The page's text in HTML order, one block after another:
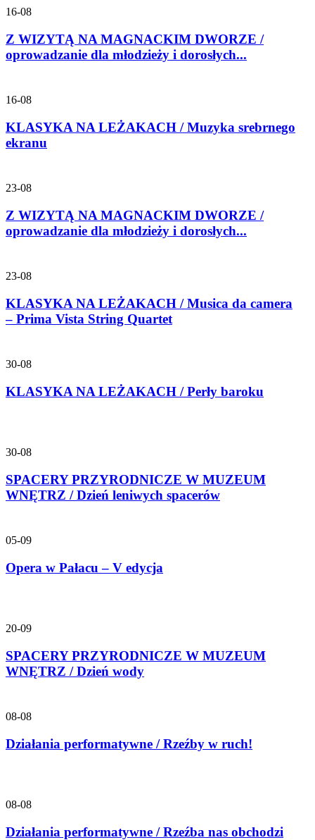
16-08
Z WIZYTĄ NA MAGNACKIM DWORZE /
oprowadzanie dla młodzieży i dorosłych...
16-08
KLASYKA NA LEŻAKACH / Muzyka srebrnego
ekranu
23-08
Z WIZYTĄ NA MAGNACKIM DWORZE /
oprowadzanie dla młodzieży i dorosłych...
23-08
KLASYKA NA LEŻAKACH / Musica da camera
– Prima Vista String Quartet
30-08
KLASYKA NA LEŻAKACH / Perły baroku
30-08
SPACERY PRZYRODNICZE W MUZEUM
WNĘTRZ / Dzień leniwych spacerów
05-09
Opera w Pałacu – V edycja
20-09
SPACERY PRZYRODNICZE W MUZEUM
WNĘTRZ / Dzień wody
08-08
Działania performatywne / Rzeźby w ruch!
08-08
Działania performatywne / Rzeźba nas obchodzi